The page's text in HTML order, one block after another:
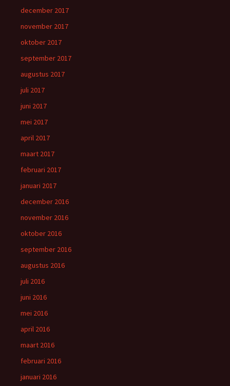
december 2017
november 2017
oktober 2017
september 2017
augustus 2017
juli 2017
juni 2017
mei 2017
april 2017
maart 2017
februari 2017
januari 2017
december 2016
november 2016
oktober 2016
september 2016
augustus 2016
juli 2016
juni 2016
mei 2016
april 2016
maart 2016
februari 2016
januari 2016